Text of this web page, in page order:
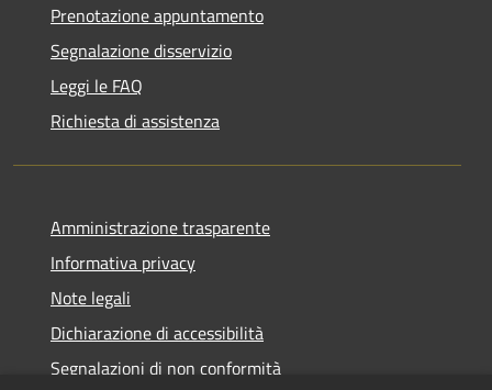
Prenotazione appuntamento
Segnalazione disservizio
Leggi le FAQ
Richiesta di assistenza
Amministrazione trasparente
Informativa privacy
Note legali
Dichiarazione di accessibilità
Segnalazioni di non conformità